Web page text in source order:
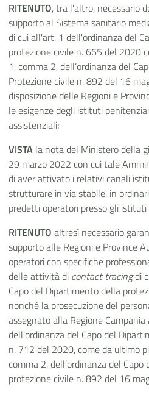
RITENUTO, tra l'altro, necessario
supporto al Sistema sanitario
di cui all'art. 1 dell'ordinanza del
protezione civile n. 665 del 2020
1, comma 2, dell’ordinanza del
Protezione civile n. 892 del 16
disposizione delle Regioni e
le esigenze degli istituti
assistenziali;
VISTA la nota del Ministero della
29 marzo 2022 con cui tale
di aver attivato i relativi canali
strutturare in via stabile, in
predetti operatori presso gli
RITENUTO altresì necessario
supporto alle Regioni e Province
operatori con specifiche
delle attività di contact tracingdi
Capo del Dipartimento della
nonché la prosecuzione del
assegnato alla Regione Campania
dell'ordinanza del Capo del
n. 712 del 2020, come da ultimo
comma 2, dell’ordinanza del
protezione civile n. 892 del 16